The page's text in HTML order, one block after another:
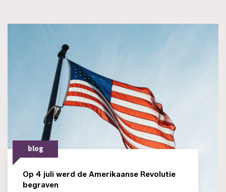
blog
Op 4 juli werd de Amerikaanse Revolutie
begraven